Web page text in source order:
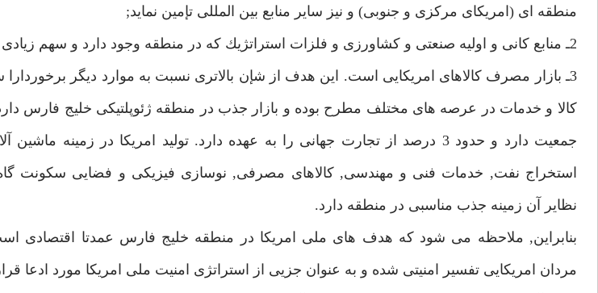
منطقه اى (امريكاى مركزى و جنوبى) و نيز ساير منابع بين المللى تإمين نمايد;
2ـ منابع كانى و اوليه صنعتى و كشاورزى و فلزات استراتژيك كه در منطقه وجود دارد و سهم زيادى در رفع نيازهاى امريكا ندارد;
3ـ بازار مصرف كالاهاى امريكايى است. اين هدف از شإن بالاترى نسبت به موارد ديگر برخوردارا
جمعيت دارد و حدود 3 درصد از تجارت جهانى را به عهده دارد. توليد امريكا در
استخراج نفت, خدمات فنى و مهندسى, كالاهاى مصرفى, نوسازى فيزيكى و فضايى سكونت
نظاير آن زمينه جذب مناسبى در منطقه دارد.
بنابراين, ملاحظه مى شود كه هدف هاى ملى امريكا در منطقه خليج فارس عمدتا اقتصادى
مردان امريكايى تفسير امنيتى شده و به عنوان جزيى از استراتژى امنيت ملى امريكا مورد ادعا